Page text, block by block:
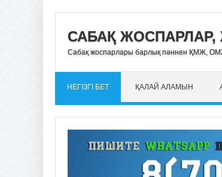
САБАҚ ЖОСПАРЛАР,
Сабақ жоспарлары барлық пәннен ҚМЖ,
НЕГІЗГІ БЕТ ҚАЛАЙ АЛАМЫН